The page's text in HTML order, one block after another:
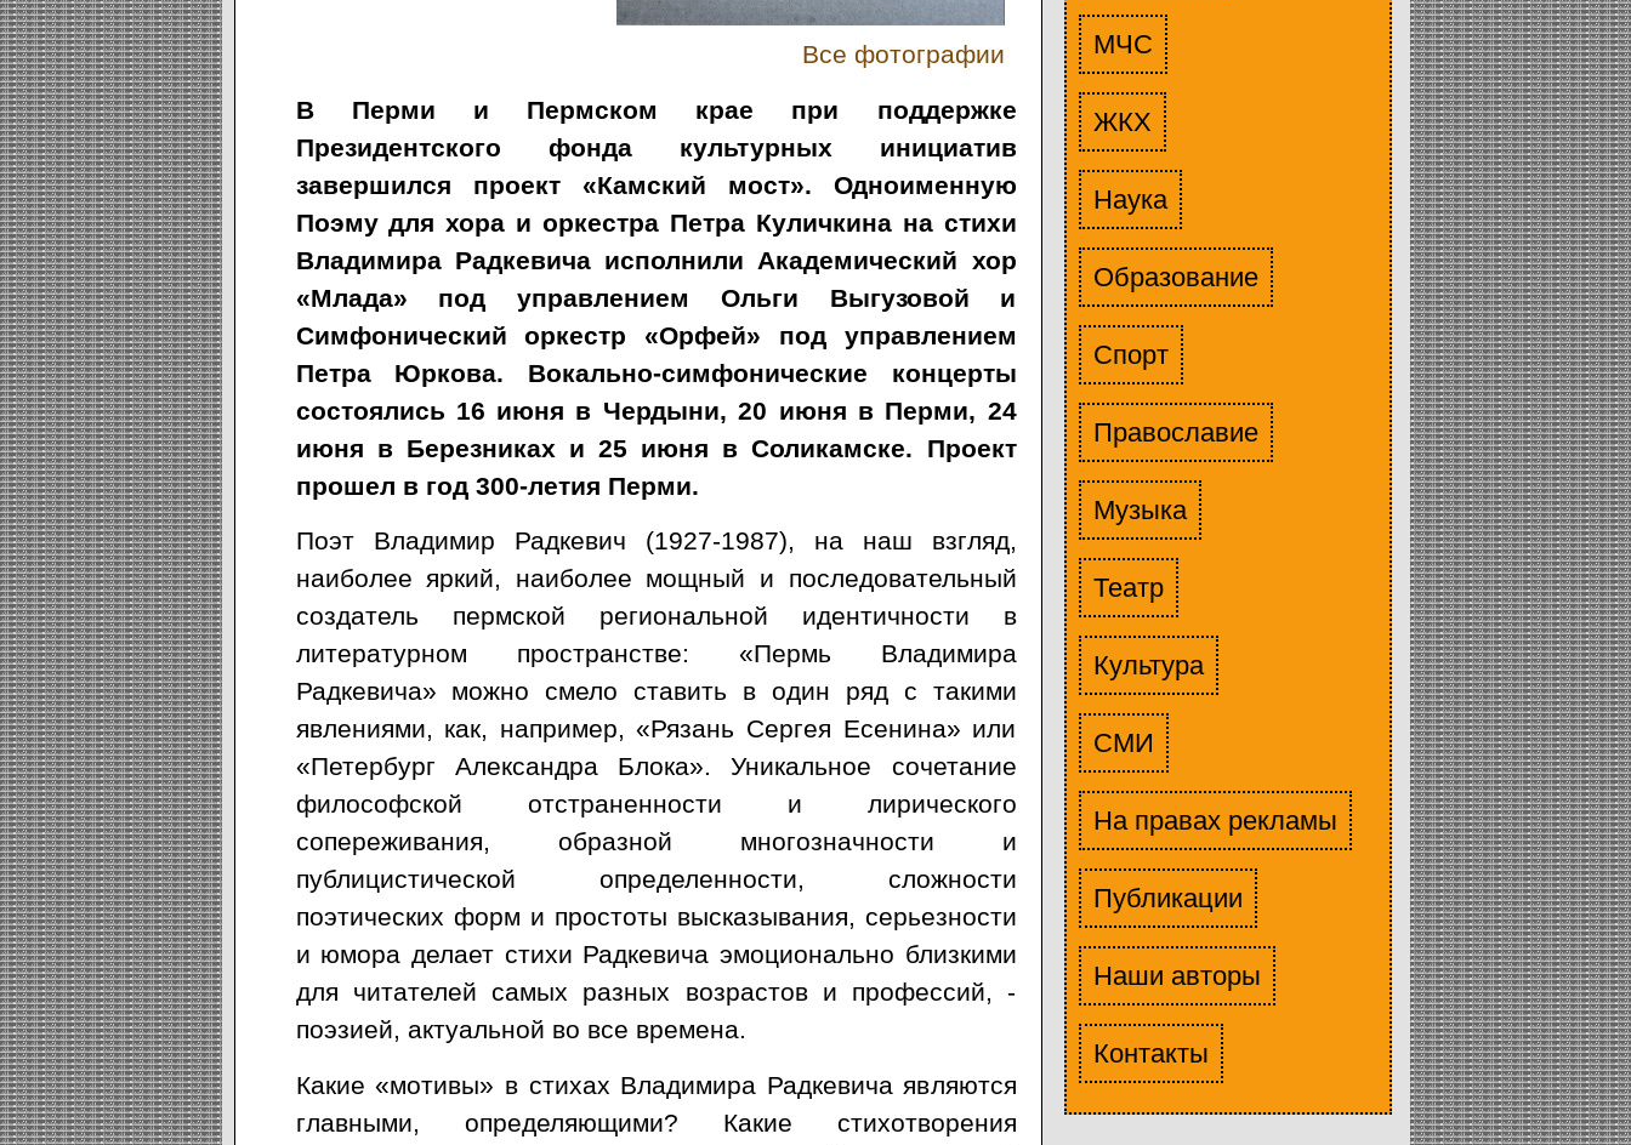
МЧС
ЖКХ
Наука
Образование
Спорт
Православие
Музыка
Театр
Культура
СМИ
На правах рекламы
Публикации
Наши авторы
Контакты
Все фотографии
В Перми и Пермском крае при поддержке
Президентского фонда культурных инициатив
завершился проект «Камский мост». Одноименную
Поэму для хора и оркестра Петра Куличкина на стихи
Владимира Радкевича исполнили Академический хор
«Млада» под управлением Ольги Выгузовой и
Симфонический оркестр «Орфей» под управлением
Петра Юркова. Вокально-симфонические концерты
состоялись 16 июня в Чердыни, 20 июня в Перми, 24
июня в Березниках и 25 июня в Соликамске. Проект
прошел в год 300-летия Перми.
Поэт Владимир Радкевич (1927-1987), на наш взгляд,
наиболее яркий, наиболее мощный и последовательный
создатель пермской региональной идентичности в
литературном пространстве: «Пермь Владимира
Радкевича» можно смело ставить в один ряд с такими
явлениями, как, например, «Рязань Сергея Есенина» или
«Петербург Александра Блока». Уникальное сочетание
философской отстраненности и лирического
сопереживания, образной многозначности и
публицистической определенности, сложности
поэтических форм и простоты высказывания, серьезности
и юмора делает стихи Радкевича эмоционально близкими
для читателей самых разных возрастов и профессий, -
поэзией, актуальной во все времена.
Какие «мотивы» в стихах Владимира Радкевича являются
главными, определяющими? Какие стихотворения